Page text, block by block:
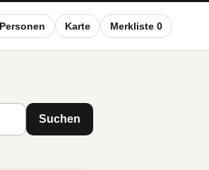
Personen Karte Merkliste 0
Suchen